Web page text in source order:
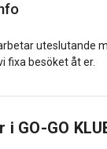
uteslutande
fixa besöket åt er.
i GO-GO